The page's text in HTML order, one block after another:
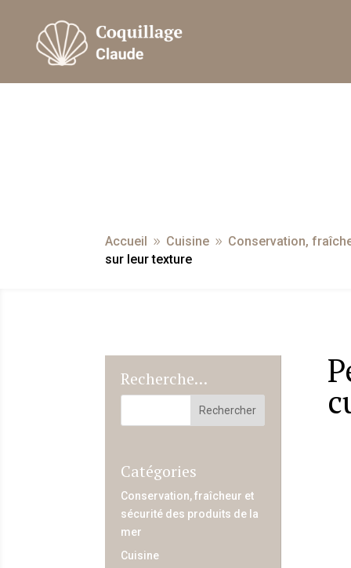
Accueil 9 Cuisine 9 Conservation,
sur leur texture
Recherche…
Catégories
Conservation, fraîcheur et
sécurité des produits de la
mer
Cuisine